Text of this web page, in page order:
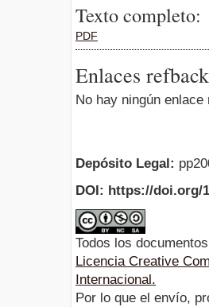
Texto completo:
PDF
Enlaces refback
No hay ningún enlace
Depósito Legal:
DOI: https://doi.org/
Todos los
Licencia Creative
Internacional.
Por lo que el envío,